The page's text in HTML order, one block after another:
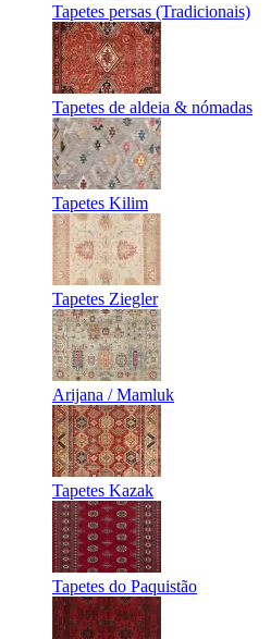
Tapetes persas (Tradicionais)
Tapetes de aldeia & nómadas
Tapetes Kilim
Tapetes Ziegler
Arijana / Mamluk
Tapetes Kazak
Tapetes do Paquistão